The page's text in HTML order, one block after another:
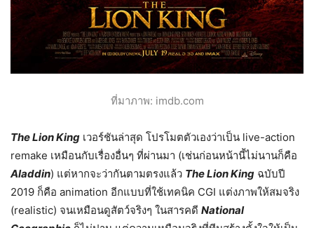
ที่มาภาพ: imdb.com
The Lion King เวอร์ชันล่าสุด โปรโมตตัวเองว่าเป็น live-action
remake เหมือนกับเรื่องอื่นๆ ที่ผ่านมา (เช่นก่อนหน้านี้ไม่นานก็คือ
Aladdin) แต่หากจะว่ากันตามตรงแล้ว The Lion King ฉบับปี
2019 ก็คือ animation อีกแบบที่ใช้เทคนิค CGI แต่งภาพให้สมจริง
(realistic) จนเหมือนดูสัตว์จริงๆ ในสารคดี National